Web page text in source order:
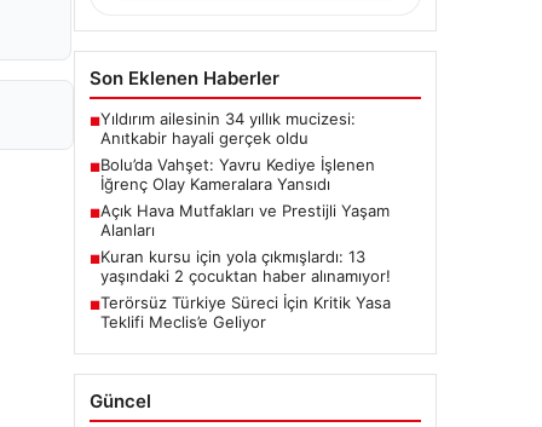
Son Eklenen Haberler
■Yıldırım ailesinin 34 yıllık mucizesi:
Anıtkabir hayali gerçek oldu
■Bolu’da Vahşet: Yavru Kediye İşlenen
İğrenç Olay Kameralara Yansıdı
■Açık Hava Mutfakları ve Prestijli Yaşam
Alanları
■Kuran kursu için yola çıkmışlardı: 13
yaşındaki 2 çocuktan haber alınamıyor!
■Terörsüz Türkiye Süreci İçin Kritik Yasa
Teklifi Meclis’e Geliyor
Güncel